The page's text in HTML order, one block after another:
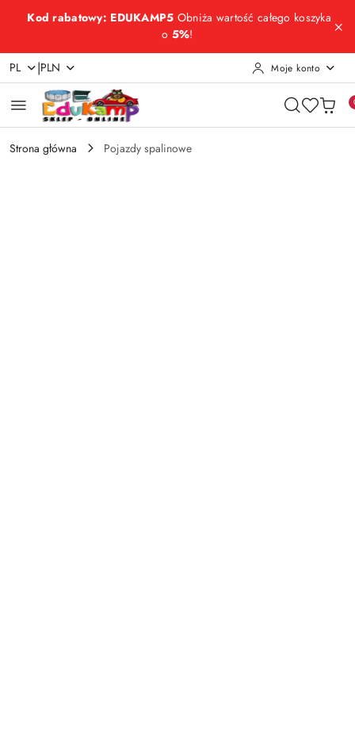
Przejdź do treści głównej
Przejdź do wyszukiwarki
Przejdź do moje konto
Przejdź do menu głównego
Przejdź do opisu produktu
Przejdź do stopki
Kod rabatowy: EDUKAMP5 Obniża wartość całego koszyka
o 5%!
PL |PLN Moje konto
Strona główna Pojazdy spalinowe